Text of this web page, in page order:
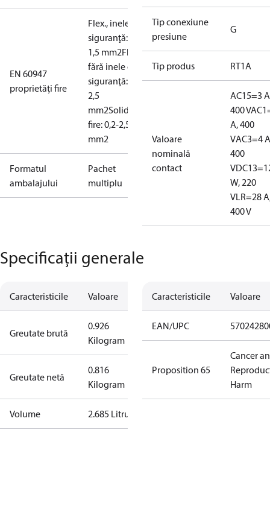
EN 60947
proprietăți fire
Flex., inele de
siguranţă: 0,2-
1,5 mm2Flex,
fără inele de
siguranţă: 0,2-
2,5
mm2Solid/din
fire: 0,2-2,5
mm2
Formatul
ambalajului
Pachet
multiplu
Tip conexiune
presiune
G
Tip produs RT1A
Valoare
nominală
contact
AC15=3
400 V
A, 400
VAC3=4
400
V
W, 220
VLR=28
400 V
Specificații generale
Caracteristicile Valoare
Greutate brută
0.926
Kilogram
Greutate netă
0.816
Kilogram
Volume 2.685 Litru
Caracteristicile Valoare
EAN/UPC
Proposition 65
Cancer
Harm